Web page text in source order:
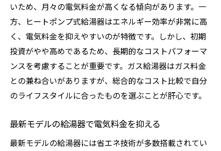
シャワー時間を短縮して電気代節約
給湯器の温度設定を最適化する方法
給湯器使用時間帯の見直しで節約
節水ノズルで給湯器の電気代を減らす
家庭内給湯器使用のルール設定
電気料金プランの見直しと給湯器使用
夏の給湯器温度設定のポイント
冬場に適した給湯器の温度設定
いため、月々の電気料金が高くなる傾向があります。一
方、ヒートポンプ式給湯器はエネルギー効率が非常に高
く、電気料金を抑えやすいのが特徴です。しかし、初期
投資がやや高めであるため、長期的なコストパフォーマ
ンスを考慮することが重要です。ガス給湯器はガス料金
との兼ね合いがありますが、総合的なコスト比較で自分
のライフスタイルに合ったものを選ぶことが肝心です。
最新モデルの給湯器で電気料金を抑える
最新モデルの給湯器には省エネ技術が多数搭載されてい